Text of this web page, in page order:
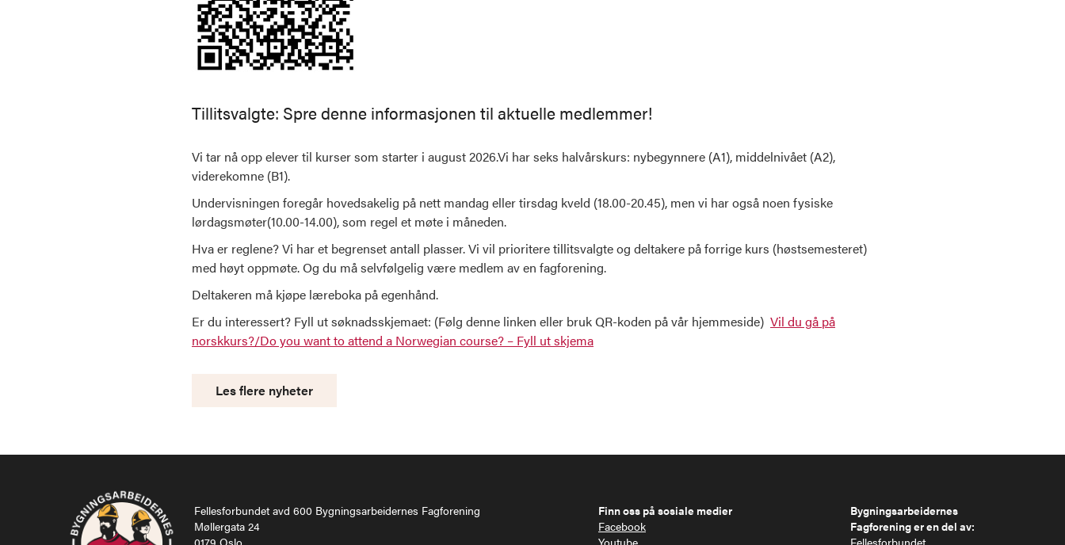
Tillitsvalgte: Spre denne informasjonen til aktuelle medlemmer!
Vi tar nå opp elever til kurser som starter i august 2026.Vi har seks halvårskurs: nybegynnere (A1), middelnivået (A2),
viderekomne (B1).
Undervisningen foregår hovedsakelig på nett mandag eller tirsdag kveld (18.00-20.45), men vi har også noen fysiske
lørdagsmøter(10.00-14.00), som regel et møte i måneden.
Hva er reglene? Vi har et begrenset antall plasser. Vi vil prioritere tillitsvalgte og deltakere på forrige kurs (høstsemesteret)
med høyt oppmøte. Og du må selvfølgelig være medlem av en fagforening.
Deltakeren må kjøpe læreboka på egenhånd.
Er du interessert? Fyll ut søknadsskjemaet: (Følg denne linken eller bruk QR-koden på vår hjemmeside) Vil du gå på
norskkurs?/Do you want to attend a Norwegian course? – Fyll ut skjema
Les flere nyheter
Fellesforbundet avd 600 Bygningsarbeidernes Fagforening
Møllergata 24
0179 Oslo
Finn oss på sosiale medier
Facebook
Youtube
Bygningsarbeidernes
Fagforening er en del av:
Fellesforbundet